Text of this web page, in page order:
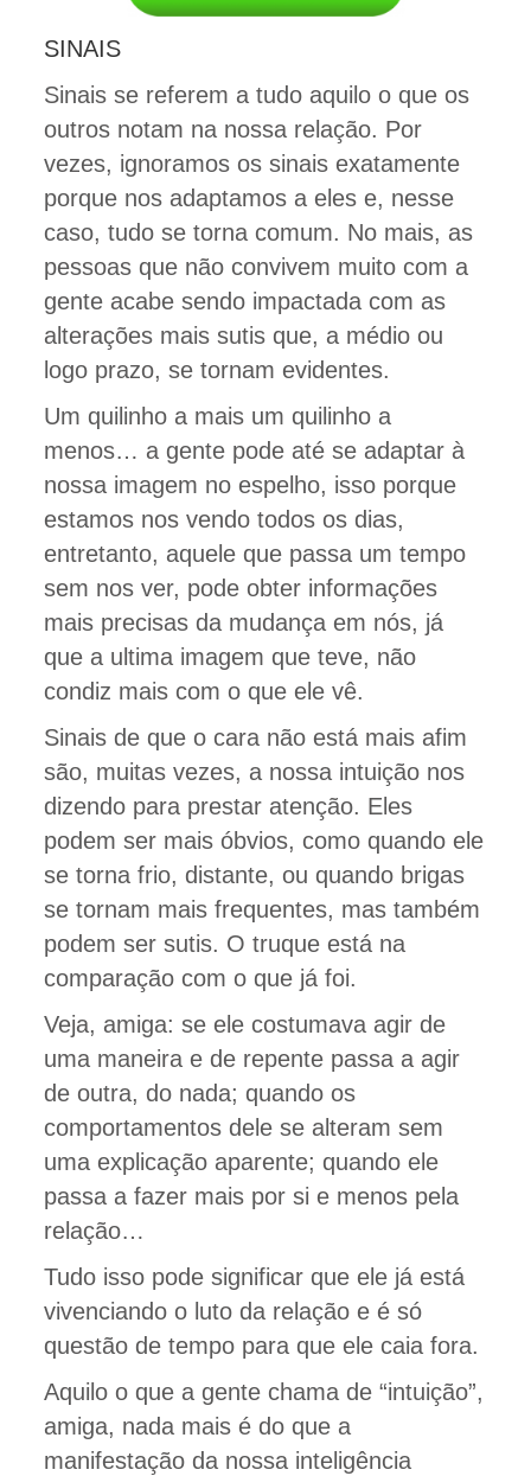
SINAIS
Sinais se referem a tudo aquilo o que os
outros notam na nossa relação. Por
vezes, ignoramos os sinais exatamente
porque nos adaptamos a eles e, nesse
caso, tudo se torna comum. No mais, as
pessoas que não convivem muito com a
gente acabe sendo impactada com as
alterações mais sutis que, a médio ou
logo prazo, se tornam evidentes.
Um quilinho a mais um quilinho a
menos… a gente pode até se adaptar à
nossa imagem no espelho, isso porque
estamos nos vendo todos os dias,
entretanto, aquele que passa um tempo
sem nos ver, pode obter informações
mais precisas da mudança em nós, já
que a ultima imagem que teve, não
condiz mais com o que ele vê.
Sinais de que o cara não está mais afim
são, muitas vezes, a nossa intuição nos
dizendo para prestar atenção. Eles
podem ser mais óbvios, como quando ele
se torna frio, distante, ou quando brigas
se tornam mais frequentes, mas também
podem ser sutis. O truque está na
comparação com o que já foi.
Veja, amiga: se ele costumava agir de
uma maneira e de repente passa a agir
de outra, do nada; quando os
comportamentos dele se alteram sem
uma explicação aparente; quando ele
passa a fazer mais por si e menos pela
relação…
Tudo isso pode significar que ele já está
vivenciando o luto da relação e é só
questão de tempo para que ele caia fora.
Aquilo o que a gente chama de “intuição”,
amiga, nada mais é do que a
manifestação da nossa inteligência